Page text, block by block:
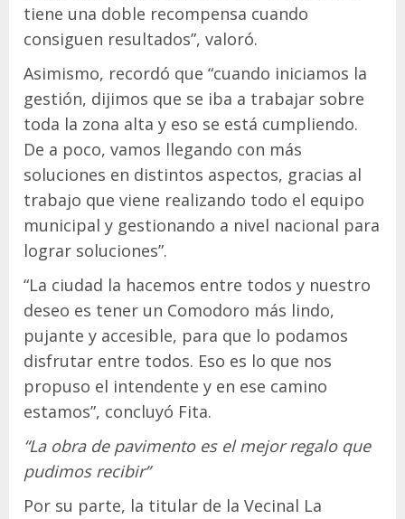
tiene una doble recompensa cuando
consiguen resultados”, valoró.
Asimismo, recordó que “cuando iniciamos la
gestión, dijimos que se iba a trabajar sobre
toda la zona alta y eso se está cumpliendo.
De a poco, vamos llegando con más
soluciones en distintos aspectos, gracias al
trabajo que viene realizando todo el equipo
municipal y gestionando a nivel nacional para
lograr soluciones”.
“La ciudad la hacemos entre todos y nuestro
deseo es tener un Comodoro más lindo,
pujante y accesible, para que lo podamos
disfrutar entre todos. Eso es lo que nos
propuso el intendente y en ese camino
estamos”, concluyó Fita.
“La obra de pavimento es el mejor regalo que
pudimos recibir”
Por su parte, la titular de la Vecinal La